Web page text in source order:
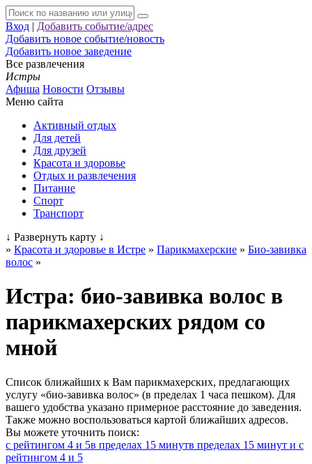
Вход | Добавить событие/адрес
Добавить новое событие/новость
Добавить новое заведение
Все развлечения
Истры
Афиша Новости Отзывы
Меню сайта
Активный отдых
Для детей
Для друзей
Красота и здоровье
Отдых и развлечения
Питание
Спорт
Транспорт
↓ Развернуть карту ↓
» Красота и здоровье в Истре » Парикмахерские » Био-завивка
волос »
Истра: био-завивка волос в
парикмахерских рядом со
мной
Список ближайших к Вам парикмахерских, предлагающих
услугу «био-завивка волос» (в пределах 1 часа пешком). Для
вашего удобства указано примерное расстояние до заведения.
Также можно воспользоваться картой ближайших адресов.
Вы можете уточнить поиск:
с рейтингом 4 и 5в пределах 15 минутв пределах 15 минут и с
рейтингом 4 и 5